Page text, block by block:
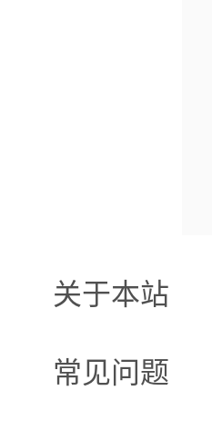
关于本站
常见问题